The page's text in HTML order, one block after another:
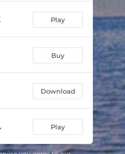
03:19
calle 02:44
03:31
03:24
03:32
me interno
04:20
Play
Buy
Download
Play